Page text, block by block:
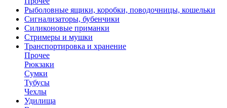
Рыболовные ящики, коробки, поводочницы, кошельки
Сигнализаторы, бубенчики
Силиконовые приманки
Стримеры и мушки
Транспортировка и хранение
Прочее
Рюкзаки
Сумки
Тубусы
Чехлы
Удилища